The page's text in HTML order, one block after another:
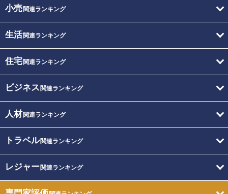
小売関連ランキング
生活関連ランキング
住宅関連ランキング
ビジネス 関連ランキング
人材関連ランキング
トラベル関連ランキング
レジャー関連ランキング